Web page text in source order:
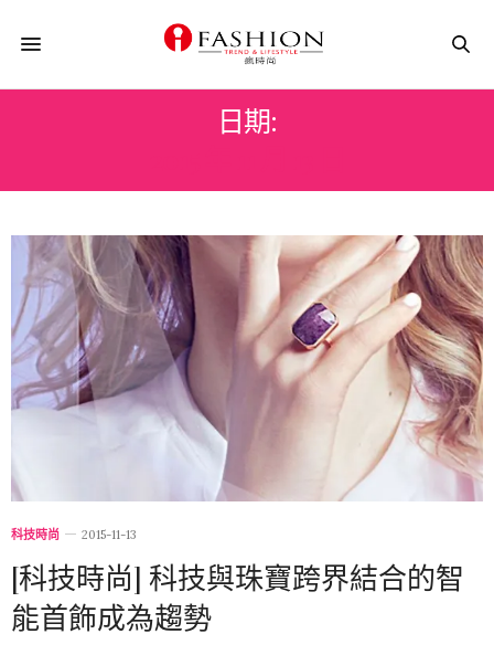
日期:
科技時尚 2015-11-13
[科技時尚] 科技與珠寶跨界結合的智
能首飾成為趨勢